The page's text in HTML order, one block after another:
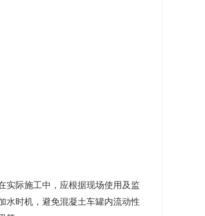
实际施工中，应根据现场使用及监
水时机，避免混凝土车罐内流动性